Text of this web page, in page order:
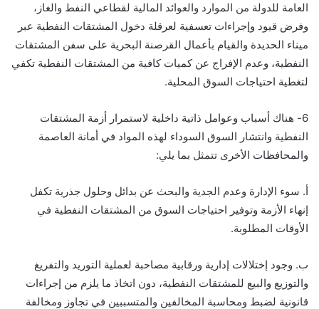
العامة للدولة من الموارد والعوائد المالية لقطاعي النفط والغاز،
وفرض قيود وإجراءات تعسفية لعرقلة دخول المشتقات النفطية عبر
ميناء الحديدة والقيام بأعمال القرصنة البحرية على سفن المشتقات
النفطية، وعدم الإفراج عن كميات كافية من المشتقات النفطية تكفي
لتغطية احتياجات السوق المحلية.
6- هناك أسباب وعوامل ذاتية داخلية لاستمرار أزمة المشتقات
النفطية وانتشار السوق السوداء لهذه المواد في أمانة العاصمة
والمحافظات الأخرى تتمثل بما يلي:
أ. سوء الإدارة وعدم الجدية والبحث عن بدائل وحلول جذرية تكفل
إنهاء الأزمة وتوفير احتياجات السوق من المشتقات النفطية في
الأوقات المطلوبة.
ب. وجود إختلالات إدارية ورقابية مصاحبة لعملية التوريد والتفريغ
والتوزيع والبيع للمشتقات النفطية، دون اتخاذ ما يلزم من إجراءات
قانونية لضبط ومحاسبة المخالفين والمتسببين في تجاوز ومخالفة